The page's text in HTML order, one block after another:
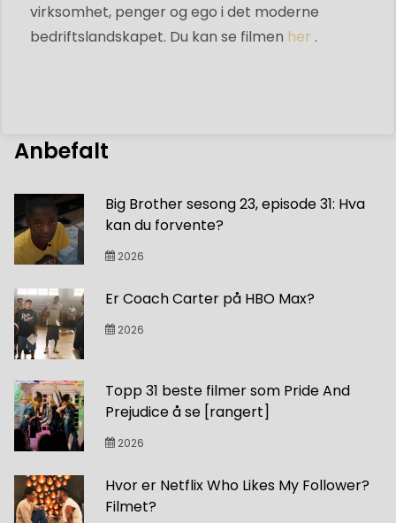
virksomhet, penger og ego i det moderne
bedriftslandskapet. Du kan se filmen her .
Anbefalt
Big Brother sesong 23, episode 31: Hva
kan du forvente?
2026
Er Coach Carter på HBO Max?
2026
Topp 31 beste filmer som Pride And
Prejudice å se [rangert]
2026
Hvor er Netflix Who Likes My Follower?
Filmet?